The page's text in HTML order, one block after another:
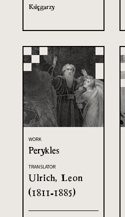
Księgarzy
WORK
Perykles
TRANSLATOR
Ulrich, Leon
(1811-1885)